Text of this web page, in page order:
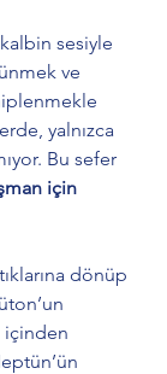
sesiyle
ve
yalnızca
Bu sefer
için
dönüp
içinden